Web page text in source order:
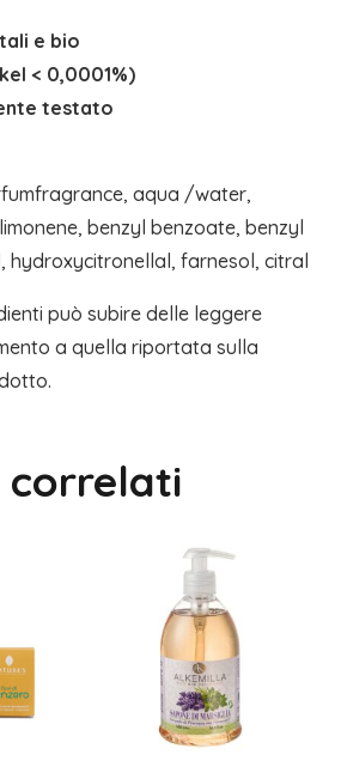
e bio
< 0,0001%)
testato
aqua /water,
benzyl benzoate, benzyl
hydroxycitronellal, farnesol, citral
può subire delle leggere
a quella riportata sulla